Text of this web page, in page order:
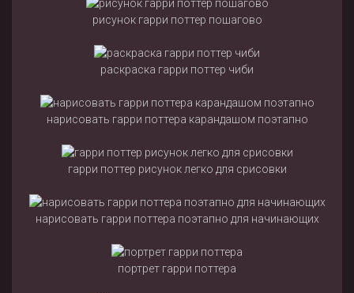
рисунок гарри поттер пошагово
раскраска гарри поттер чиби
нарисовать гарри поттера карандашом поэтапно
гарри поттер рисунок легко для срисовки
нарисовать гарри поттера поэтапно для начинающих
портрет гарри поттера